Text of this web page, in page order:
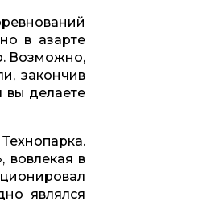
в азарте
Возможно,
закончив
делаете
вовлекая в
являлся